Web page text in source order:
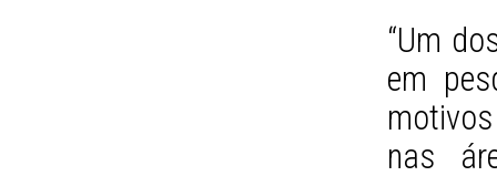
“Um
em
nas